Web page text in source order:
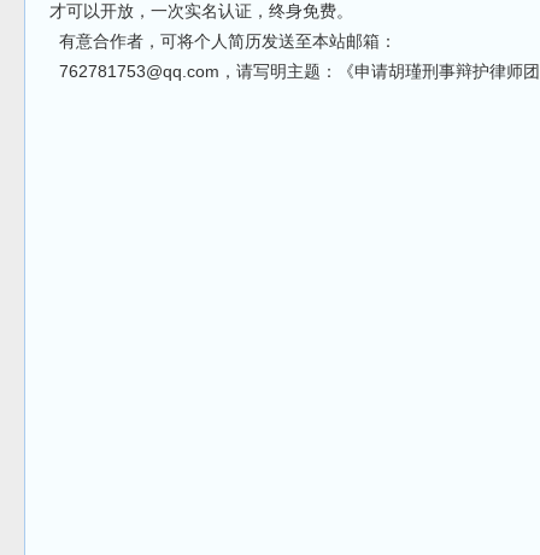
才可以开放，一次实名认证，终身免费。
有意合作者，可将个人简历发送至本站邮箱：
762781753@qq.com，请写明主题：《申请胡瑾刑事辩护律师